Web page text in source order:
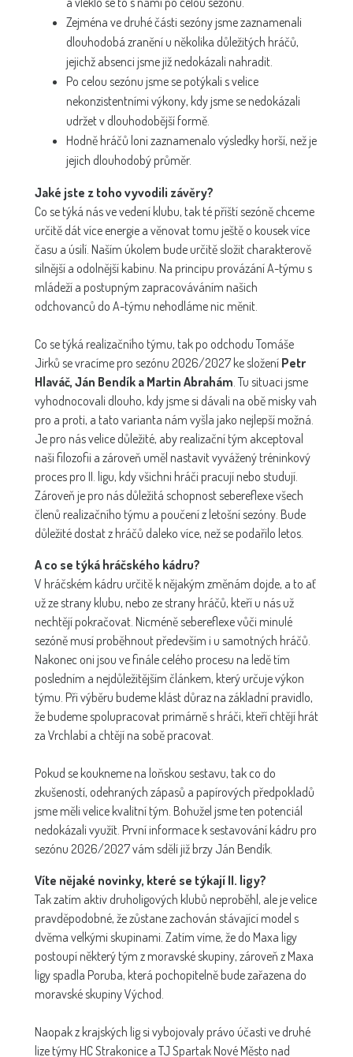
Zejména ve druhé části sezóny jsme zaznamenali
dlouhodobá zranění u několika důležitých hráčů,
jejichž absenci jsme již nedokázali nahradit.
Po celou sezónu jsme se potýkali s velice
nekonzistentními výkony, kdy jsme se nedokázali
udržet v dlouhodobější formě.
Hodně hráčů loni zaznamenalo výsledky horší, než je
jejich dlouhodobý průměr.
Jaké jste z toho vyvodili závěry?
Co se týká nás ve vedení klubu, tak té příští sezóně chceme
určitě dát více energie a věnovat tomu ještě o kousek více
času a úsilí. Naším úkolem bude určitě složit charakterově
silnější a odolnější kabinu. Na principu provázání A-týmu s
mládeží a postupným zapracováváním našich
odchovanců do A-týmu nehodláme nic měnit.
Co se týká realizačního týmu, tak po odchodu Tomáše
Jirků se vracíme pro sezónu 2026/2027 ke složení Petr
Hlaváč, Ján Bendík a Martin Abrahám. Tu situaci jsme
vyhodnocovali dlouho, kdy jsme si dávali na obě misky vah
pro a proti, a tato varianta nám vyšla jako nejlepší možná.
Je pro nás velice důležité, aby realizační tým akceptoval
naši filozofii a zároveň uměl nastavit vyvážený tréninkový
proces pro II. ligu, kdy všichni hráči pracují nebo studují.
Zároveň je pro nás důležitá schopnost sebereflexe všech
členů realizačního týmu a poučení z letošní sezóny. Bude
důležité dostat z hráčů daleko více, než se podařilo letos.
A co se týká hráčského kádru?
V hráčském kádru určitě k nějakým změnám dojde, a to ať
už ze strany klubu, nebo ze strany hráčů, kteří u nás už
nechtějí pokračovat. Nicméně sebereflexe vůči minulé
sezóně musí proběhnout především i u samotných hráčů.
Nakonec oni jsou ve finále celého procesu na ledě tím
posledním a nejdůležitějším článkem, který určuje výkon
týmu. Při výběru budeme klást důraz na základní pravidlo,
že budeme spolupracovat primárně s hráči, kteří chtějí hrát
za Vrchlabí a chtějí na sobě pracovat.
Pokud se koukneme na loňskou sestavu, tak co do
zkušeností, odehraných zápasů a papírových předpokladů
jsme měli velice kvalitní tým. Bohužel jsme ten potenciál
nedokázali využít. První informace k sestavování kádru pro
sezónu 2026/2027 vám sdělí již brzy Ján Bendík.
Víte nějaké novinky, které se týkají II. ligy?
Tak zatím aktiv druholigových klubů neproběhl, ale je velice
pravděpodobné, že zůstane zachován stávající model s
dvěma velkými skupinami. Zatím víme, že do Maxa ligy
postoupí některý tým z moravské skupiny, zároveň z Maxa
ligy spadla Poruba, která pochopitelně bude zařazena do
moravské skupiny Východ.
Naopak z krajských lig si vybojovaly právo účasti ve druhé
lize týmy HC Strakonice a TJ Spartak Nové Město nad